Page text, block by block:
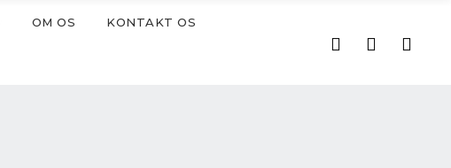
OM OS KONTAKT OS